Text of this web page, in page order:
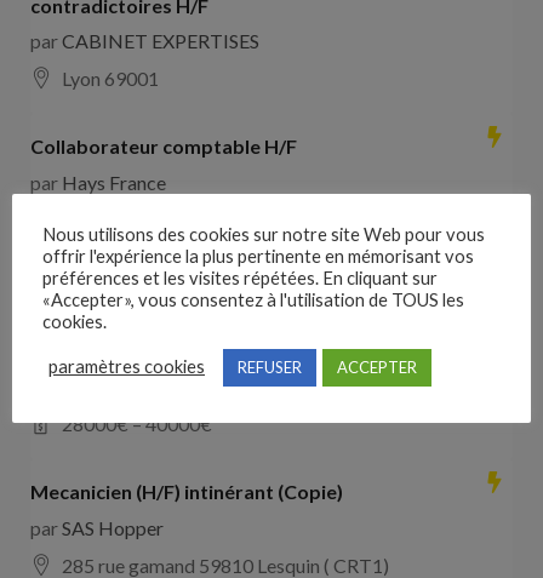
contradictoires H/F
parCABINET EXPERTISES
Lyon 69001
Collaborateur comptable H/F
par Hays France
Comducteur poids lourd avec expérience dans les
travaux publics
les landes de cassentin RD910
28000€ –40000€
Mecanicien (H/F) intinérant (Copie)
parSAS Hopper
285 rue gamand 59810 Lesquin ( CRT1)
Nous utilisons des cookies sur notre site Web pour vous
offrir l'expérience la plus pertinente en mémorisant vos
préférences et les visites répétées. En cliquant sur
«Accepter», vous consentez à l'utilisation de TOUS les
cookies.
paramètres cookies REFUSER ACCEPTER